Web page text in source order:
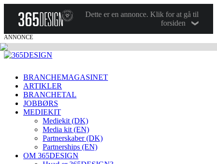
Dette er en annonce. Klik for at gå til
forsiden
ANNONCE
BRANCHEMAGASINET
ARTIKLER
BRANCHETAL
JOBBØRS
MEDIEKIT
Mediekit (DK)
Media kit (EN)
Partnerskaber (DK)
Partnerships (EN)
OM 365DESIGN